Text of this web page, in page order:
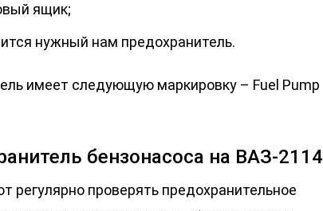
ящик;
нужный нам предохранитель.
имеет следующую маркировку – Fuel Pump
бензонасоса на ВАЗ-2114
регулярно проверять предохранительное